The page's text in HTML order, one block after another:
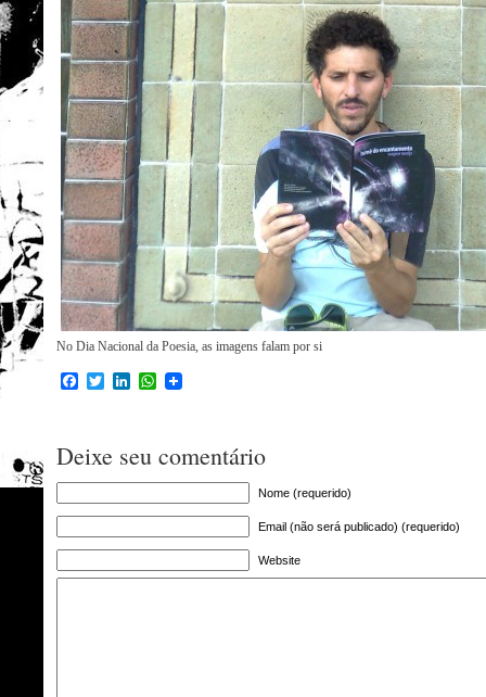
No Dia Nacional da Poesia, as imagens falam por si
Facebook
TwitterLinkedInWhatsApp
Deixe seu comentário
Nome (requerido)
Email (não será publicado) (requerido)
Website